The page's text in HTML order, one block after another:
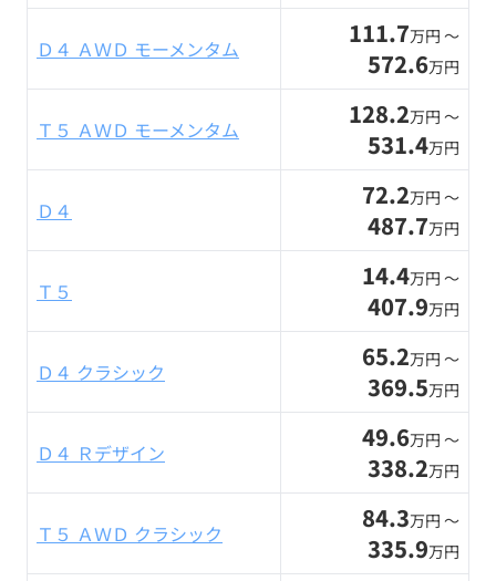
Ｄ４ ＡＷＤ モーメンタム 111.7万円 〜
572.6万円
Ｔ５ ＡＷＤ モーメンタム 128.2万円 〜
531.4万円
Ｄ４ 72.2万円 〜
487.7万円
Ｔ５ 14.4万円 〜
407.9万円
Ｄ４ クラシック 65.2万円 〜
369.5万円
Ｄ４ Ｒデザイン 49.6万円 〜
338.2万円
Ｔ５ ＡＷＤ クラシック 84.3万円 〜
335.9万円